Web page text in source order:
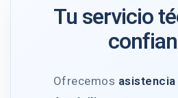
Tu servicio
Ofrecemos